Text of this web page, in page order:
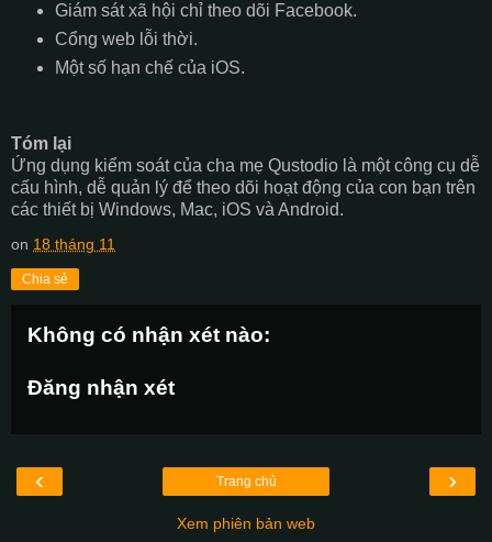
Giám sát xã hội chỉ theo dõi Facebook.
Cổng web lỗi thời.
Một số hạn chế của iOS.
Tóm lại
Ứng dụng kiểm soát của cha mẹ Qustodio là một công cụ dễ
cấu hình, dễ quản lý để theo dõi hoạt động của con bạn trên
các thiết bị Windows, Mac, iOS và Android.
on 18 tháng 11
Chia sẻ
Không có nhận xét nào:
Đăng nhận xét
‹ ›
Trang chủ
Xem phiên bản web